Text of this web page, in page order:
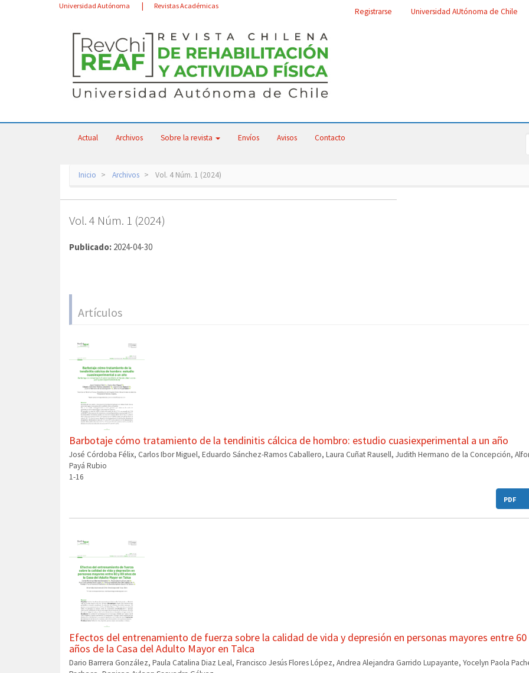
NavegaciónUniversidad Autónoma Revistas Académicas
Registrarse Universidad AUtónoma de Chile
Actual Archivos Sobre la revista Envíos Avisos Contacto
Inicio Archivos Vol. 4 Núm. 1 (2024)
Vol. 4 Núm. 1 (2024)
Publicado: 2024-04-30
Artículos
Barbotaje cómo tratamiento de la tendinitis cálcica de hombro: estudio cuasiexperimental a un año
José Córdoba Félix, Carlos Ibor Miguel, Eduardo Sánchez-Ramos Caballero, Laura Cuñat Rausell, Judith Hermano de la Concepción,
Payá Rubio
1-16
PDF
Efectos del entrenamiento de fuerza sobre la calidad de vida y depresión en personas mayores entre 60
años de la Casa del Adulto Mayor en Talca
Dario Barrera González, Paula Catalina Diaz Leal, Francisco Jesús Flores López, Andrea Alejandra Garrido Lupayante, Yocelyn Paola